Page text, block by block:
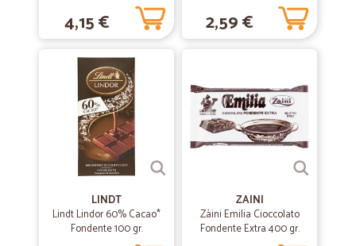
4,15 € 2,59 €
LINDT
Lindt Lindor 60% Cacao*
Fondente 100 gr.
ZAINI
Zàini Emilia Cioccolato
Fondente Extra 400 gr.